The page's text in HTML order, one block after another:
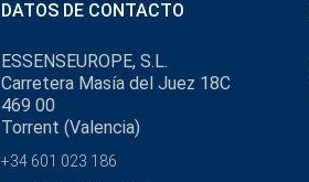
DATOS DE CONTACTO
ESSENSEUROPE, S.L.
Carretera Masía del Juez 18C
469 00
Torrent (Valencia)
+34 601 023 186